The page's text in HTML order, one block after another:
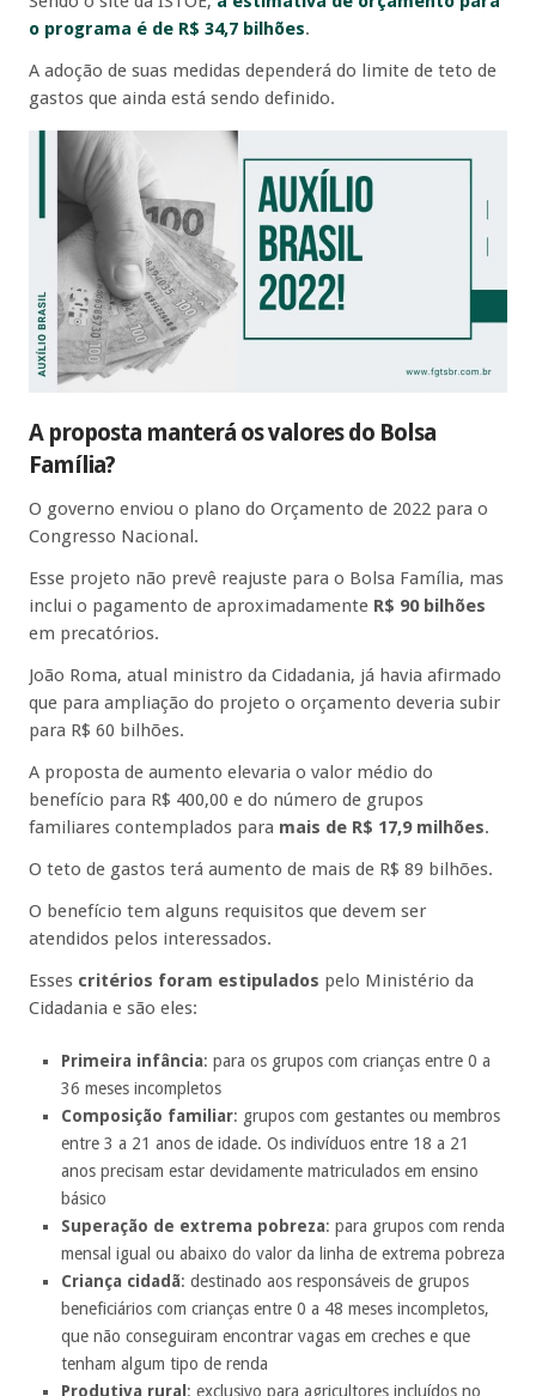
o programa é de R$ 34,7 bilhões.
A adoção de suas medidas dependerá do limite de teto de
gastos que ainda está sendo definido.
A proposta manterá os valores do Bolsa
Família?
O governo enviou o plano do Orçamento de 2022 para o
Congresso Nacional.
Esse projeto não prevê reajuste para o Bolsa Família, mas
inclui o pagamento de aproximadamente R$ 90 bilhões
em precatórios.
João Roma, atual ministro da Cidadania, já havia afirmado
que para ampliação do projeto o orçamento deveria subir
para R$ 60 bilhões.
A proposta de aumento elevaria o valor médio do
benefício para R$ 400,00 e do número de grupos
familiares contemplados para mais de R$ 17,9 milhões.
O teto de gastos terá aumento de mais de R$ 89 bilhões.
O benefício tem alguns requisitos que devem ser
atendidos pelos interessados.
Esses critérios foram estipulados pelo Ministério da
Cidadania e são eles:
Primeira infância: para os grupos com crianças entre 0 a
36 meses incompletos
Composição familiar: grupos com gestantes ou membros
entre 3 a 21 anos de idade. Os indivíduos entre 18 a 21
anos precisam estar devidamente matriculados em ensino
básico
Superação de extrema pobreza: para grupos com renda
mensal igual ou abaixo do valor da linha de extrema pobreza
Criança cidadã: destinado aos responsáveis de grupos
beneficiários com crianças entre 0 a 48 meses incompletos,
que não conseguiram encontrar vagas em creches e que
tenham algum tipo de renda
Produtiva rural : exclusivo para agricultores incluídos no